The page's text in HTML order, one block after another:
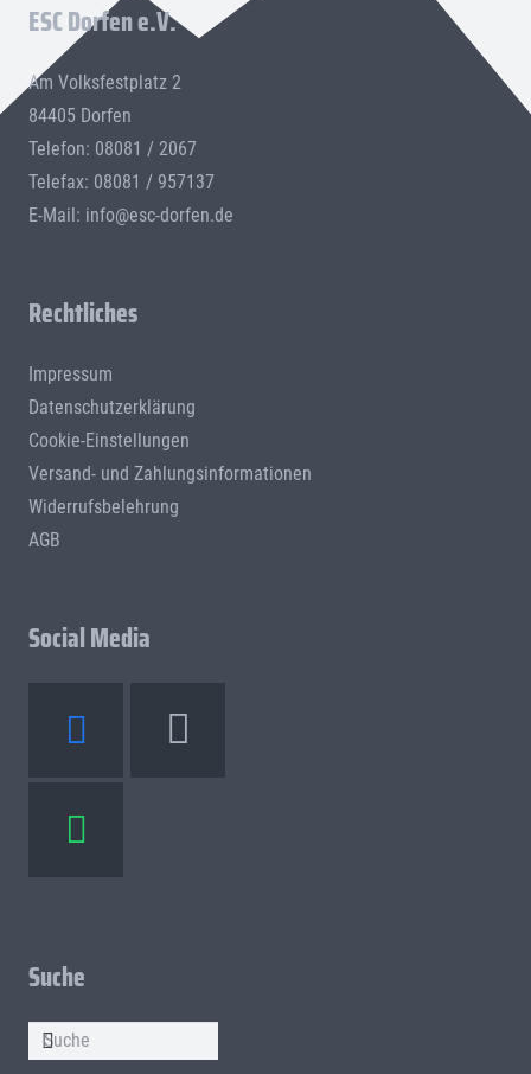
ESC Dorfen e.V.
Am Volksfestplatz 2
84405 Dorfen
Telefon: 08081 / 2067
Telefax: 08081 / 957137
E-Mail: info@esc-dorfen.de
Rechtliches
Impressum
Datenschutzerklärung
Cookie-Einstellungen
Versand- und Zahlungsinformationen
Widerrufsbelehrung
AGB
Social Media
Suche